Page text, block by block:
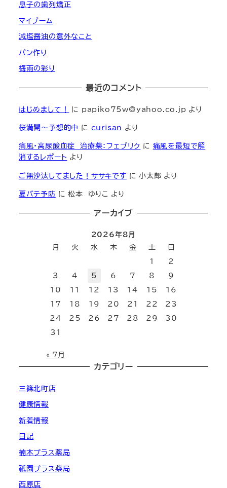
息子の歯列矯正
マイブーム
減塩醤油の意外なこと
パン作り
梅雨の彩り
最近のコメント
はじめまして！ に papiko75w@yahoo.co.jp より
桜満開～予想的中 に curisan より
痛風・高尿酸血症 治療薬：フェブリク に 痛風を最短で解
消するレポート より
ご無沙汰してました！ササキです に小太郎 より
夏バテ予防 に松本 ゆりこ より
アーカイブ
2026年8月
月
火 水 木 金 土
日
1
2
3
4 5 6 7 8
9
10
11 12 13 14 15
16
17
18 19 20 21 22
23
24
25 26 27 28 29
30
31
« 7月
カテゴリー
三篠北町店
健康情報
新着情報
日記
楠木プラス薬局
祇園プラス薬局
西原店